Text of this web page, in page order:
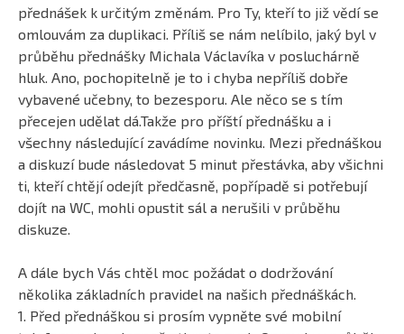
přednášek k určitým změnám. Pro Ty, kteří to již vědí se
omlouvám za duplikaci. Příliš se nám nelíbilo, jaký byl v
průběhu přednášky Michala Václavíka v posluchárně
hluk. Ano, pochopitelně je to i chyba nepříliš dobře
vybavené učebny, to bezesporu. Ale něco se s tím
přecejen udělat dá.Takže pro příští přednášku a i
všechny následující zavádíme novinku. Mezi přednáškou
a diskuzí bude následovat 5 minut přestávka, aby všichni
ti, kteří chtějí odejít předčasně, popřípadě si potřebují
dojít na WC, mohli opustit sál a nerušili v průběhu
diskuze.
A dále bych Vás chtěl moc požádat o dodržování
několika základních pravidel na našich přednáškách.
1. Před přednáškou si prosím vypněte své mobilní